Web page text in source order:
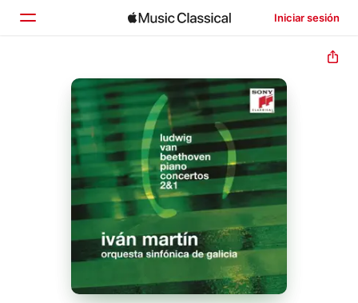
Iniciar sesión
Inicio
Explorar
Buscar